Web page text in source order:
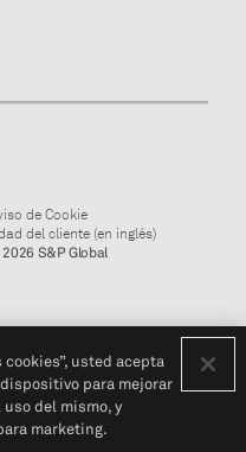
de Cookie
del cliente (en inglés)
S&P Global
usted acepta
para mejorar
del mismo, y
marketing.